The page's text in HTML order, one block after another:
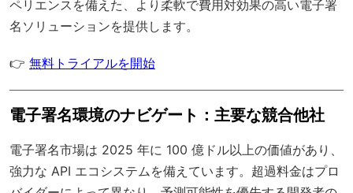
ペリエンスを備えた、より柔軟で費用対効果の高い電子署
名ソリューションを提供します。
👉 無料トライアルを開始
電子署名環境のナビゲート：主要な競合他社
電子署名市場は 2025 年に 100 億ドル以上の価値があり、
強力な API エコシステムを備えています。超過料金はプロ